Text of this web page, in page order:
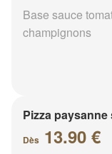
Base sauce
champignons
Pizza
Dès 13.90 €